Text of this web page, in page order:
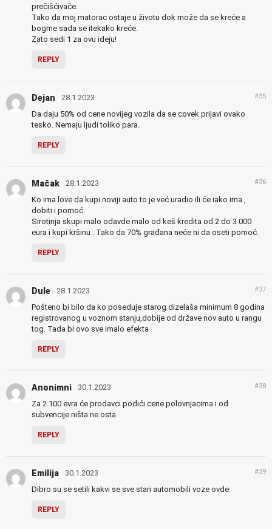
prečišćivače.
Tako da moj matorac ostaje u životu dok može da se kreće a
bogme sada se itekako kreće.
Zato sedi 1 za ovu ideju!
REPLY
Dejan 28.1.2023 #35
Da daju 50% od cene novijeg vozila da se covek prijavi ovako
tesko. Nemaju ljudi toliko para.
REPLY
Mačak 28.1.2023 #36
Ko ima love da kupi noviji auto to je već uradio ili će iako ima ,
dobiti i pomoć.
Sirotinja skupi malo odavde malo od keš kredita od 2 do 3 000
eura i kupi kršinu . Tako da 70% građana neće ni da oseti pomoć.
REPLY
Dule 28.1.2023 #37
Pošteno bi bilo da ko poseduje starog dizelaša minimum 8 godina
registrovanog u voznom stanju,dobije od države nov auto u rangu
tog. Tada bi ovo sve imalo efekta
REPLY
Anonimni 30.1.2023 #38
Za 2.100 evra će prodavci podići cene polovnjacima i od
subvencije ništa ne osta
REPLY
Emilija 30.1.2023 #39
Dibro su se setili kakvi se sve stari automobili voze ovde
REPLY